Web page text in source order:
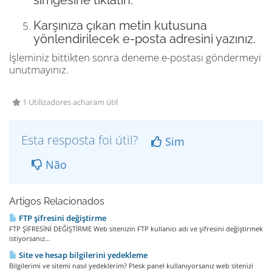
Karşınıza çıkan metin kutusuna
yönlendirilecek e-posta adresini yazınız.
İşleminiz bittikten sonra deneme e-postası göndermeyi
unutmayınız.
1 Utilizadores acharam útil
Esta resposta foi útil?
Sim
Não
Artigos Relacionados
FTP şifresini değiştirme
FTP ŞİFRESİNİ DEĞİŞTİRME Web sitenizin FTP kullanıcı adı ve şifresini değiştirmek
istiyorsanız...
Site ve hesap bilgilerini yedekleme
Bilgilerimi ve sitemi nasıl yedeklerim? Plesk panel kullanıyorsanız web sitenizi